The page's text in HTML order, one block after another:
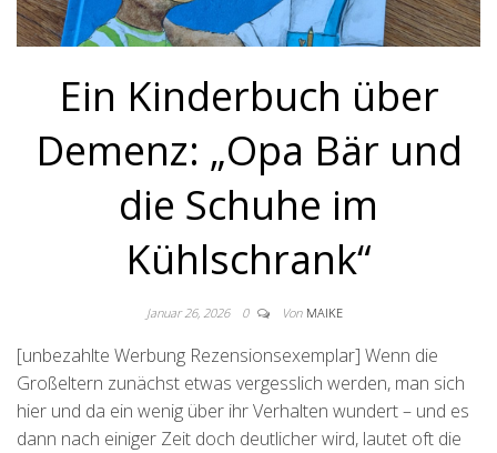
Ein Kinderbuch über
Demenz: „Opa Bär und
die Schuhe im
Kühlschrank“
Januar 26, 2026 0 Von MAIKE
[unbezahlte Werbung Rezensionsexemplar] Wenn die
Großeltern zunächst etwas vergesslich werden, man sich
hier und da ein wenig über ihr Verhalten wundert – und es
dann nach einiger Zeit doch deutlicher wird, lautet oft die